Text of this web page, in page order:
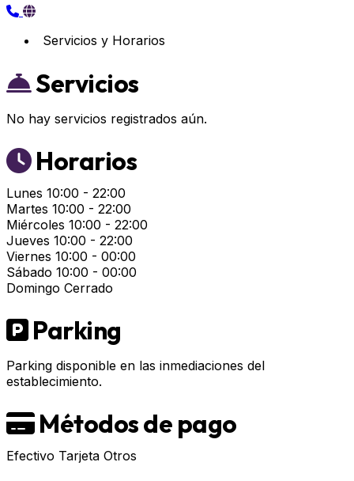
Servicios y Horarios
Servicios
No hay servicios registrados aún.
Horarios
Lunes 10:00 - 22:00
Martes 10:00 - 22:00
Miércoles 10:00 - 22:00
Jueves 10:00 - 22:00
Viernes 10:00 - 00:00
Sábado 10:00 - 00:00
Domingo Cerrado
Parking
Parking disponible en las inmediaciones del
establecimiento.
Métodos de pago
Efectivo Tarjeta Otros